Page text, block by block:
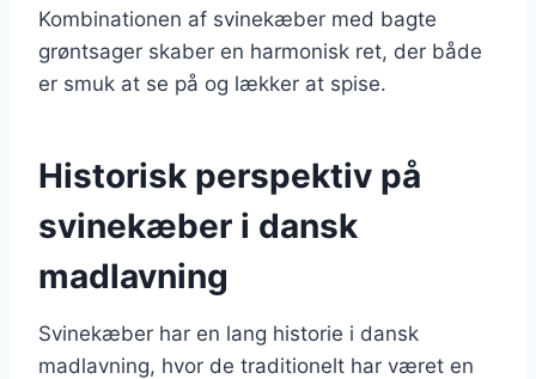
Kombinationen af svinekæber med bagte
grøntsager skaber en harmonisk ret, der både
er smuk at se på og lækker at spise.
Historisk perspektiv på
svinekæber i dansk
madlavning
Svinekæber har en lang historie i dansk
madlavning, hvor de traditionelt har været en